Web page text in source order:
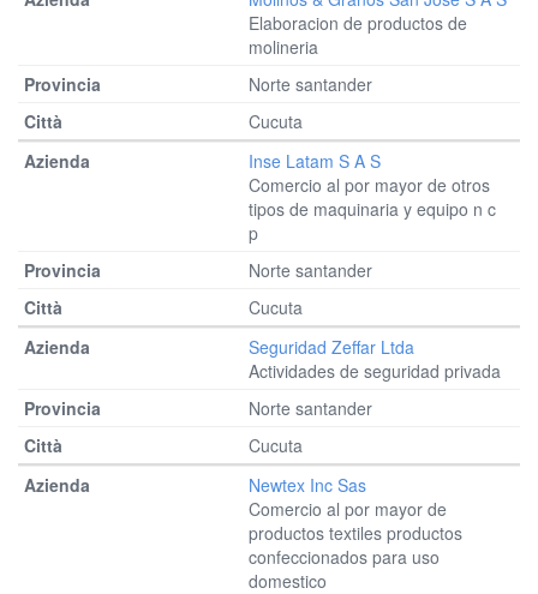
Elaboracion de productos de
molineria
Norte santander
Cucuta
Inse Latam S A S
Comercio al por mayor de otros
tipos de maquinaria y equipo n c
p
Norte santander
Cucuta
Seguridad Zeffar Ltda
Actividades de seguridad privada
Norte santander
Cucuta
Newtex Inc Sas
Comercio al por mayor de
productos textiles productos
confeccionados para uso
domestico